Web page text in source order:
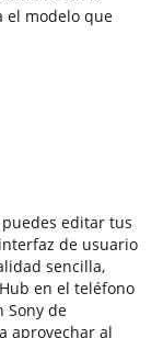
el modelo que
editar tus
de usuario
sencilla,
en el teléfono
Sony de
aprovechar al